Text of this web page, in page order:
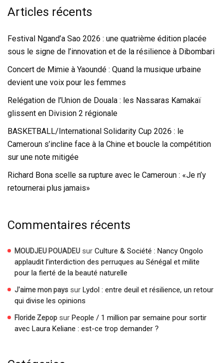
Articles récents
Festival Ngand’a Sao 2026 : une quatrième édition placée
sous le signe de l’innovation et de la résilience à Dibombari
Concert de Mimie à Yaoundé : Quand la musique urbaine
devient une voix pour les femmes
Relégation de l’Union de Douala : les Nassaras Kamakaï
glissent en Division 2 régionale
BASKETBALL/International Solidarity Cup 2026 : le
Cameroun s’incline face à la Chine et boucle la compétition
sur une note mitigée
Richard Bona scelle sa rupture avec le Cameroun : «Je n’y
retournerai plus jamais»
Commentaires récents
MOUDJEU POUADEU sur Culture & Société : Nancy Ongolo
applaudit l’interdiction des perruques au Sénégal et milite
pour la fierté de la beauté naturelle
J'aime mon pays sur Lydol : entre deuil et résilience, un retour
qui divise les opinions
Floride Zepop sur People / 1 million par semaine pour sortir
avec Laura Keliane : est-ce trop demander ?